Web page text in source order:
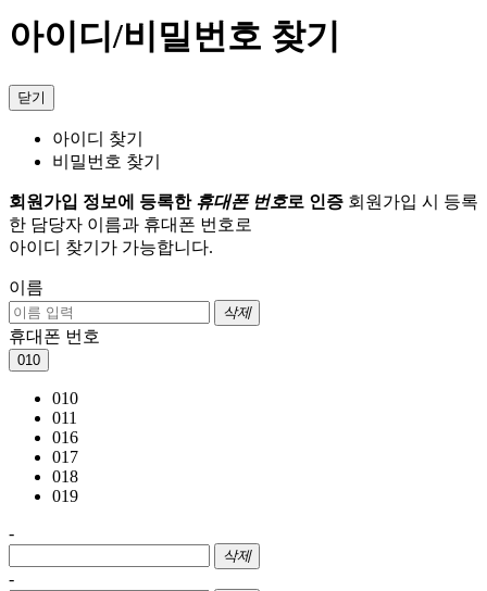
아이디/비밀번호 찾기
닫기
아이디 찾기
비밀번호 찾기
회원가입 정보에 등록한 휴대폰 번호로 인증 회원가입 시 등록
한 담당자 이름과 휴대폰 번호로
아이디 찾기가 가능합니다.
이름
삭제
휴대폰 번호
010
010
011
016
017
018
019
-
삭제
-